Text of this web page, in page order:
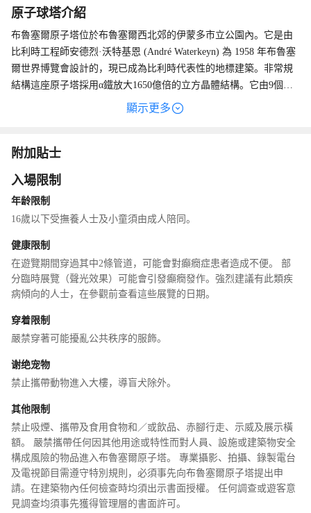
原子球塔介紹
布魯塞爾原子塔位於布魯塞爾西北郊的伊蒙多市立公園內。它是由
比利時工程師安德烈·沃特基恩 (André Waterkeyn) 為 1958 年布魯塞
爾世界博覽會設計的，現已成為比利時代表性的地標建築。非常規
結構這座原子塔採用α鐵放大1650億倍的立方晶體結構。它由9個直
徑18公尺的大鋁球組成。每個球體代表一個原子，也代表比利時的
的表面均焊接有5800片三角弧形鋁片。在陽光的照射下，這座雄偉
俯瞰 目前，原子塔的4個球體向公眾開放，其他球體用於研究工作
或出租。從地面圓形接待大廳可搭乘電梯前往高頭球。該電梯速度
高達每秒5米，是歐洲最快的電梯。頂球是為遊客欣賞風景而設計
球頂遠近可以看到整個布魯塞爾市：布魯塞爾市政廳、聖心國家大
教堂、微型歐洲等建築都可以看到。導遊從最上面的球下來，球之
間斜向延伸的金屬管可以依次下到其他球。在這些領域中，太陽
能、原子能、航空航天技術、天文學和比利時氣象歷史等展品分不
同類別展出。在六樓的觀景台，可以從非常獨特的角度觀看原子塔
和裡面的5個球，非常有趣。美味餐廳的上半部設有觀景餐廳，窗外
建議提前預約。在離地面 100 公尺的高空用餐是一次難忘的體驗。
原子球底部有餐吧。如果你累了，可以來這裡休息，補充能量。同
層的紀念品商店也不容錯過。這裡有各種原創的馬克杯、耳環、鋼
燈泡交替追逐和發光。美妙的燈光點綴著布魯塞爾的夜景，值得一
看。
顯示更多
附加貼士
入場限制
年龄限制
16歲以下受撫養人士及小童須由成人陪同。
健康限制
在遊覽期間穿過其中2條管道，可能會對癲癇症患者造成不便。 部
分臨時展覽（聲光效果）可能會引發癲癇發作。強烈建議有此類疾
病傾向的人士，在參觀前查看這些展覽的日期。
穿着限制
嚴禁穿著可能擾亂公共秩序的服飾。
谢绝宠物
禁止攜帶動物進入大樓，導盲犬除外。
其他限制
禁止吸煙、攜帶及食用食物和／或飲品、赤腳行走、示威及展示橫
額。 嚴禁攜帶任何因其他用途或特性而對人員、設施或建築物安全
構成風險的物品進入布魯塞爾原子塔。 專業攝影、拍攝、錄製電台
及電視節目需遵守特別規則，必須事先向布魯塞爾原子塔提出申
請。在建築物內任何檢查時均須出示書面授權。 任何調查或遊客意
見調查均須事先獲得管理層的書面許可。